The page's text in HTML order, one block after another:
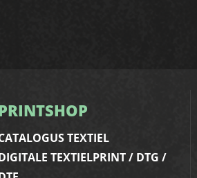
TEXTIEL
TEXTIELPRINT / DTG /